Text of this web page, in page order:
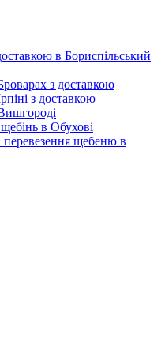
в Бориспільський
з доставкою
з доставкою
в Обухові
перевезення щебеню в